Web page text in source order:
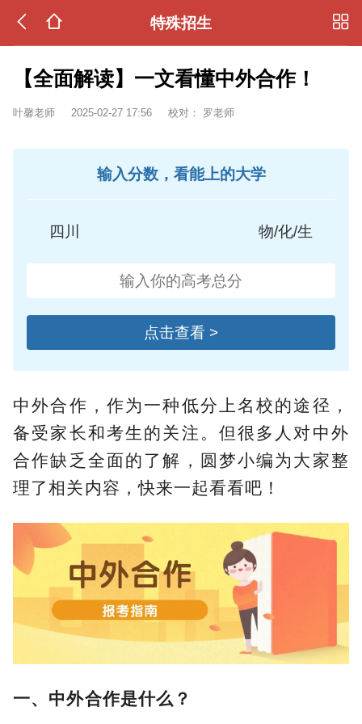
特殊招生
【全面解读】一文看懂中外合作！
叶馨老师 2025-02-27 17:56 校对： 罗老师
输入分数，看能上的大学
四川 物/化/生
点击查看 >
中外合作，作为一种低分上名校的途径，
备受家长和考生的关注。但很多人对中外
合作缺乏全面的了解，圆梦小编为大家整
理了相关内容，快来一起看看吧！
一、中外合作是什么？